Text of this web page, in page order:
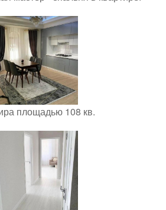
площадью 108 кв.